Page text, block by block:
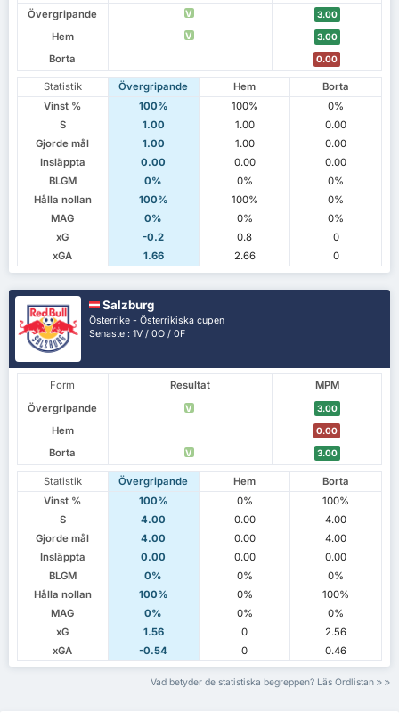
Övergripande
V 3.00
Hem V 3.00
Borta 0.00
Statistik Övergripande Hem
Borta
Vinst %
100% 100%
0%
S
1.00 1.00
0.00
Gjorde mål
1.00 1.00
0.00
Insläppta
0.00 0.00
0.00
BLGM
0% 0%
0%
Hålla nollan
100% 100%
0%
MAG
0% 0%
0%
xG
-0.2 0.8
0
xGA
1.66 2.66 0
Salzburg
Österrike - Österrikiska cupen
Senaste : 1V / 0O / 0F
Form Resultat
MPM
Övergripande
V 3.00
Hem 0.00
Borta V 3.00
Statistik Övergripande Hem
Borta
Vinst %
100% 0%
100%
S
4.00 0.00
4.00
Gjorde mål
4.00 0.00
4.00
Insläppta
0.00 0.00
0.00
BLGM
0% 0%
0%
Hålla nollan
100% 0%
100%
MAG
0% 0%
0%
xG
1.56 0
2.56
xGA
-0.54 0 0.46
Vad betyder de statistiska begreppen? Läs Ordlistan